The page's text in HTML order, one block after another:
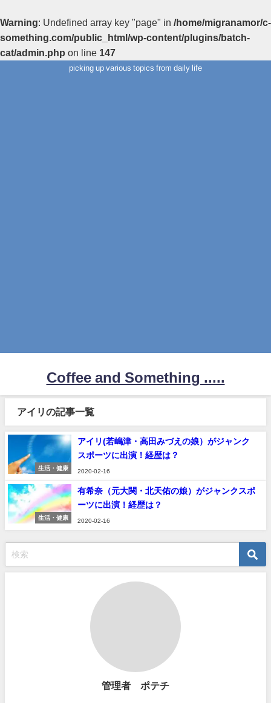
Warning: Undefined array key "page" in /home/migranamor/c-
something.com/public_html/wp-content/plugins/batch-
cat/admin.php on line 147
picking up various topics from daily life
Coffee and Something .....
アイリの記事一覧
生活・健康
アイリ(若嶋津・高田みづえの娘）がジャンク
スポーツに出演！経歴は？
2020-02-16
生活・健康
有希奈（元大関・北天佑の娘）がジャンクスポ
ーツに出演！経歴は？
2020-02-16
管理者 ポテチ